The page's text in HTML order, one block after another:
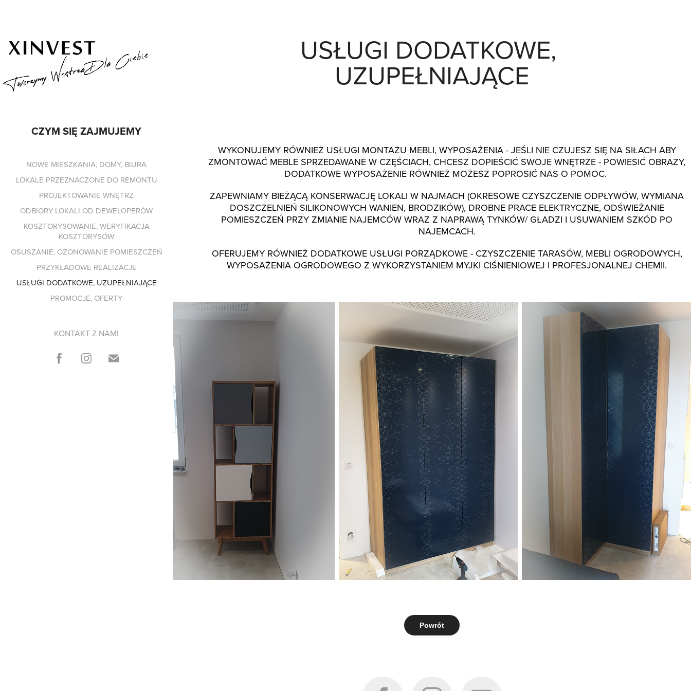
CZYM SIĘ ZAJMUJEMY
NOWE MIESZKANIA, DOMY, BIURA
LOKALE PRZEZNACZONE DO REMONTU
PROJEKTOWANIE WNĘTRZ
ODBIORY LOKALI OD DEWELOPERÓW
KOSZTORYSOWANIE, WERYFIKACJA
KOSZTORYSÓW
OSUSZANIE, OZONOWANIE POMIESZCZEŃ
PRZYKŁADOWE REALIZACJE
USŁUGI DODATKOWE, UZUPEŁNIAJĄCE
PROMOCJE, OFERTY
KONTAKT Z NAMI
USŁUGI DODATKOWE,
UZUPEŁNIAJĄCE
WYKONUJEMY RÓWNIEŻ USŁUGI MONTAŻU MEBLI, WYPOSAŻENIA - JEŚLI NIE CZUJESZ SIĘ NA SIŁACH ABY
ZMONTOWAĆ MEBLE SPRZEDAWANE W CZĘŚCIACH, CHCESZ DOPIEŚCIĆ SWOJE WNĘTRZE - POWIESIĆ OBRAZY,
DODATKOWE WYPOSAŻENIE RÓWNIEŻ MOŻESZ POPROSIĆ NAS O POMOC.
ZAPEWNIAMY BIEŻĄCĄ KONSERWACJĘ LOKALI W NAJMACH (OKRESOWE CZYSZCZENIE ODPŁYWÓW, WYMIANA
DOSZCZELNIEŃ SILIKONOWYCH WANIEN, BRODZIKÓW), DROBNE PRACE ELEKTRYCZNE, ODŚWIEŻANIE
POMIESZCZEŃ PRZY ZMIANIE NAJEMCÓW WRAZ Z NAPRAWĄ TYNKÓW/ GŁADZI I USUWANIEM SZKÓD PO
NAJEMCACH.
OFERUJEMY RÓWNIEŻ DODATKOWE USŁUGI PORZĄDKOWE - CZYSZCZENIE TARASÓW, MEBLI OGRODOWYCH,
WYPOSAŻENIA OGRODOWEGO Z WYKORZYSTANIEM MYJKI CIŚNIENIOWEJ I PROFESJONALNEJ CHEMII.
Powrót